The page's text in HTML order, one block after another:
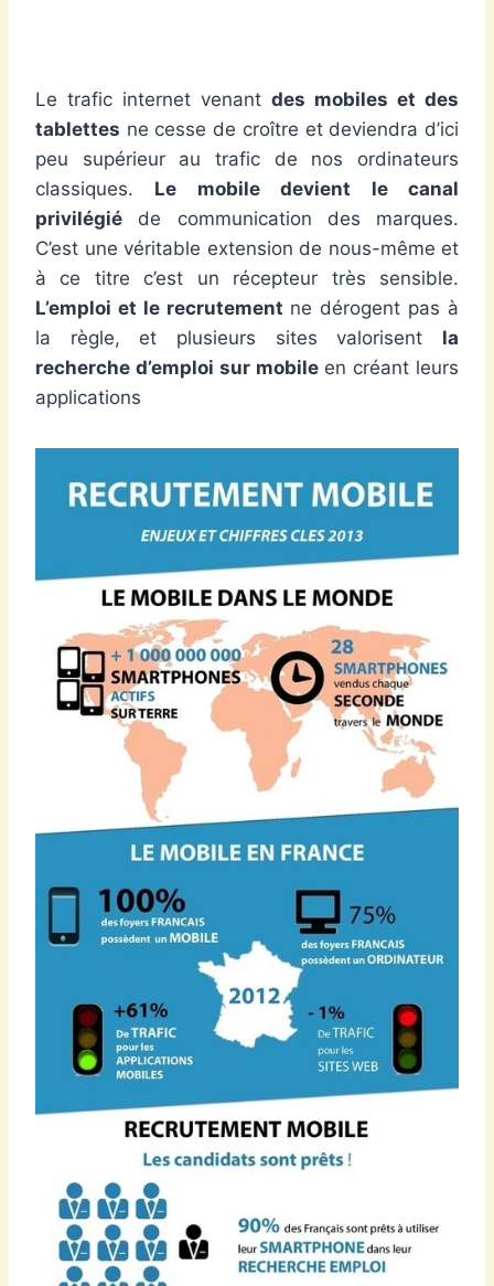
Le trafic internet venant des mobiles et des
tablettes ne cesse de croître et deviendra d’ici
peu supérieur au trafic de nos ordinateurs
classiques. Le mobile devient le canal
privilégié de communication des marques.
C’est une véritable extension de nous-même et
à ce titre c’est un récepteur très sensible.
L’emploi et le recrutement ne dérogent pas à
la règle, et plusieurs sites valorisent la
recherche d’emploi sur mobileen créant leurs
applications